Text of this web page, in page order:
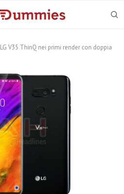
LG V35 ThinQ nei primi render con doppia